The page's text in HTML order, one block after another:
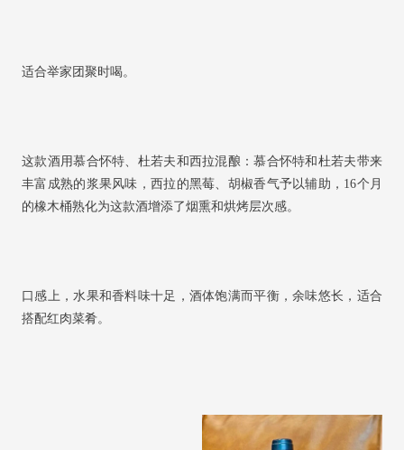
适合举家团聚时喝。
这款酒用慕合怀特、杜若夫和西拉混酿：慕合怀特和杜若夫带来
丰富成熟的浆果风味，西拉的黑莓、胡椒香气予以辅助，16个月
的橡木桶熟化为这款酒增添了烟熏和烘烤层次感。
口感上，水果和香料味十足，酒体饱满而平衡，余味悠长，适合
搭配红肉菜肴。